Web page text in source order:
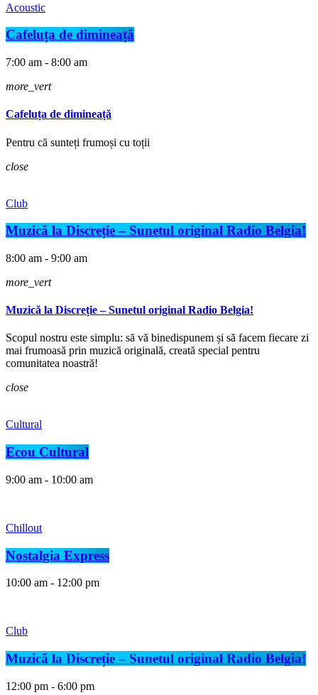
Acoustic
Cafeluța de dimineață
7:00 am - 8:00 am
more_vert
Cafeluța de dimineață
Pentru că sunteți frumoși cu toții
close
Club
Muzică la Discreție – Sunetul original Radio Belgia!
8:00 am - 9:00 am
more_vert
Muzică la Discreție – Sunetul original Radio Belgia!
Scopul nostru este simplu: să vă binedispunem și să facem fiecare zi
mai frumoasă prin muzică originală, creată special pentru
comunitatea noastră!
close
Cultural
Ecou Cultural
9:00 am - 10:00 am
Chillout
Nostalgia Express
10:00 am - 12:00 pm
Club
Muzică la Discreție – Sunetul original Radio Belgia!
12:00 pm - 6:00 pm